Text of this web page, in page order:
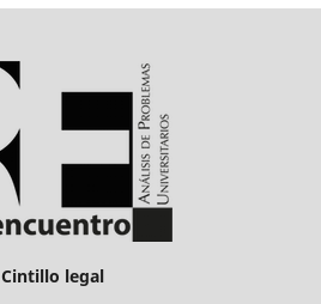
Cintillo legal